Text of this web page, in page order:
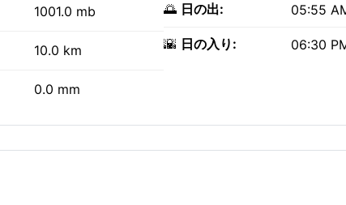
1001.0 mb
10.0 km
0.0 mm
🌅 日の出: 05:55
🌇 日の入り: 06:30